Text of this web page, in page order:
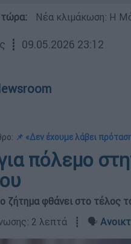
τώρα: Νέα κλιμάκωση: Η
┋ 09.05.2026 23:12
📌 «Δεν έχουμε λάβει
πόλεμο
ζήτημα φθάνει στο τέλος
2 λεπτά ┋ 🗣️